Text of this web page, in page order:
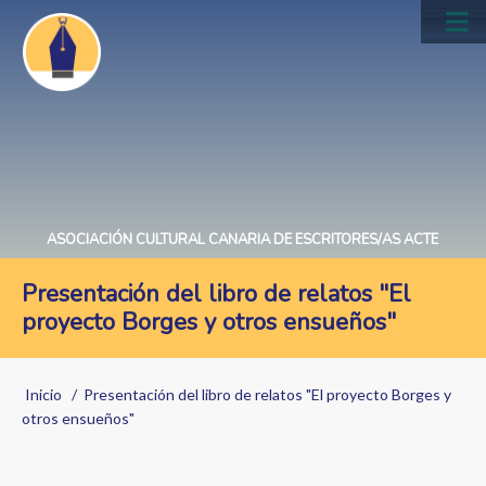
Pasar
contenido
principal
ASOCIACIÓN CULTURAL CANARIA DE ESCRITORES/AS ACTE
Presentación del libro de relatos "El
proyecto Borges y otros ensueños"
Sobrescribir
enlaces
Inicio
Presentación del libro de relatos "El proyecto Borges y
otros ensueños"